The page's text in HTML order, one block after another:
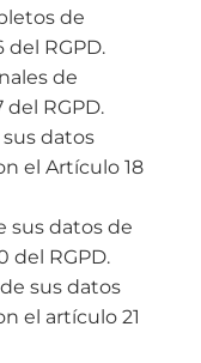
de
del RGPD.
de
RGPD.
datos
el Artículo 18
sus datos de
del RGPD.
sus datos
el artículo 21